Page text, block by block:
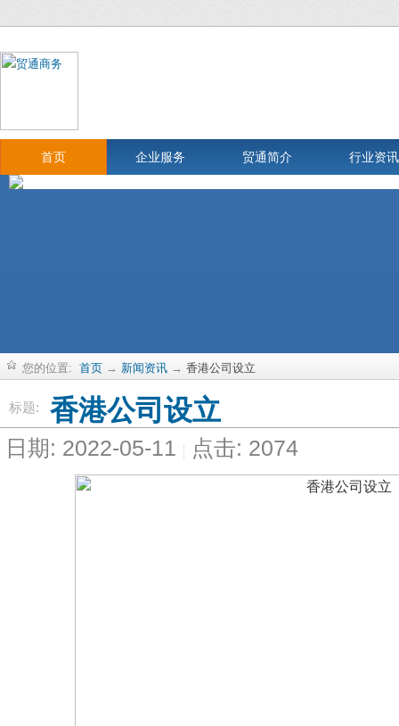
首页 企业服务 贸通简介 行业资讯
您的位置: 首页 → 新闻资讯 → 香港公司设立
标题: 香港公司设立
日期: 2022-05-11 点击: 2074